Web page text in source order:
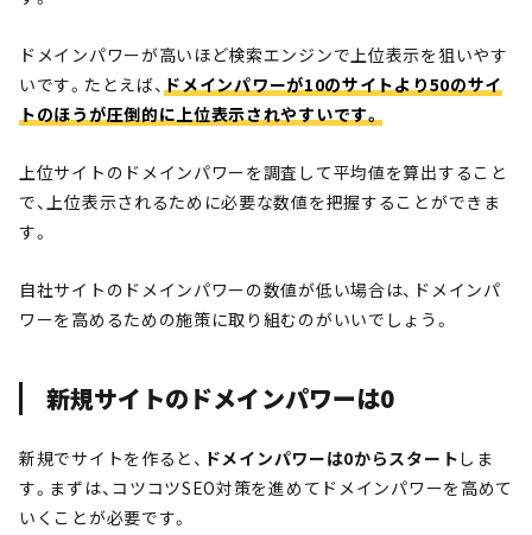
ドメインパワーが高いほど検索エンジンで上位表示を狙いやす
いです。たとえば、ドメインパワーが10のサイトより50のサイ
トのほうが圧倒的に上位表示されやすいです。
上位サイトのドメインパワーを調査して平均値を算出すること
で、上位表示されるために必要な数値を把握することができま
す。
自社サイトのドメインパワーの数値が低い場合は、ドメインパ
ワーを高めるための施策に取り組むのがいいでしょう。
新規サイトのドメインパワーは0
新規でサイトを作ると、 ドメインパワーは0からスタート しま
す。まずは、コツコツSEO対策を進めてドメインパワーを高めて
いくことが必要です。